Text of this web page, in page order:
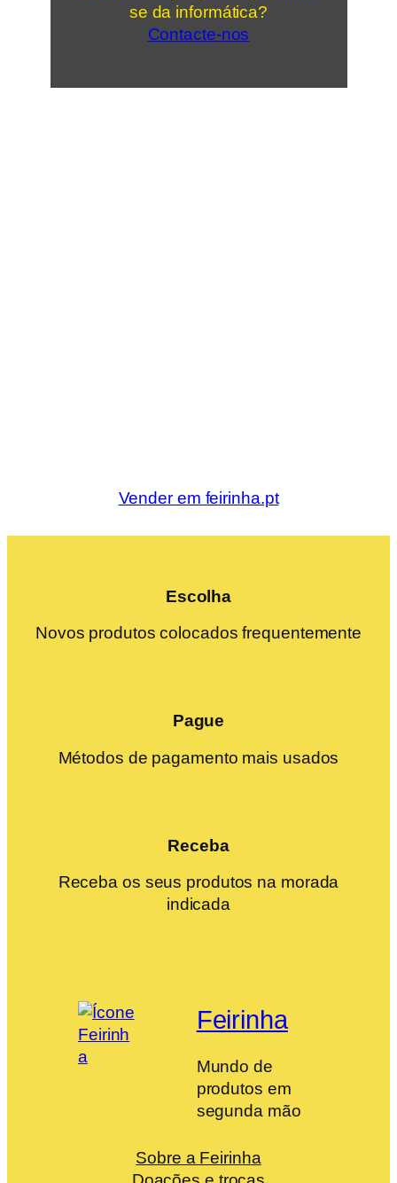
se da informática?
Contacte-nos
Vender em feirinha.pt
Escolha
Novos produtos colocados frequentemente
Pague
Métodos de pagamento mais usados
Receba
Receba os seus produtos na morada
indicada
Feirinha
Mundo de
produtos em
segunda mão
Sobre a Feirinha